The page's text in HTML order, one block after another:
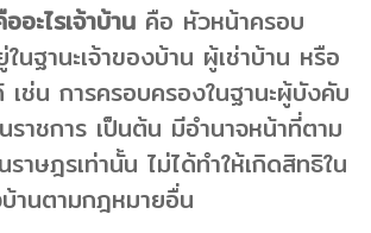
อะไรเจ้าบ้าน คือ หัวหน้าครอบ
นฐานะเจ้าของบ้าน ผู้เช่าบ้าน หรือ
ช่น การครอบครองในฐานะผู้บังคับ
าชการ เป็นต้น มีอำนาจหน้าที่ตาม
าษฎรเท่านั้น ไม่ได้ทำให้เกิดสิทธิใน
านตามกฎหมายอื่น